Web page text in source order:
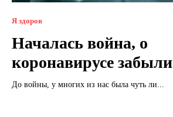
Я здоров
Началась война, о
коронавирусе забыли
До войны, у многих из нас была чуть ли...